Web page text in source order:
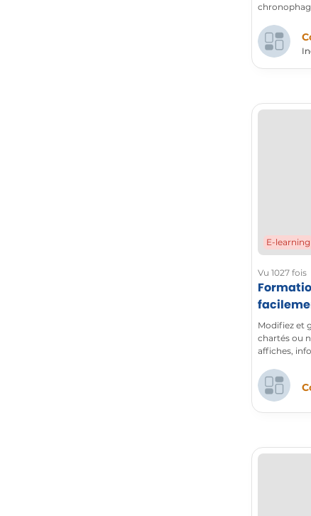
E-learning
Vu 1027 fois
avec
Modifiez et
chartés ou
affiches,